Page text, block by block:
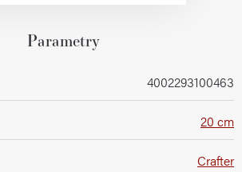
Parametry
4002293100463
20 cm
Crafter